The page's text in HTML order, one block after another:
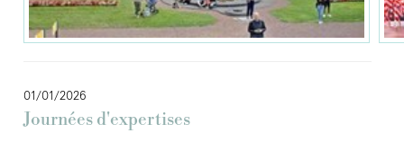
01/01/2026
Journées d'expertises